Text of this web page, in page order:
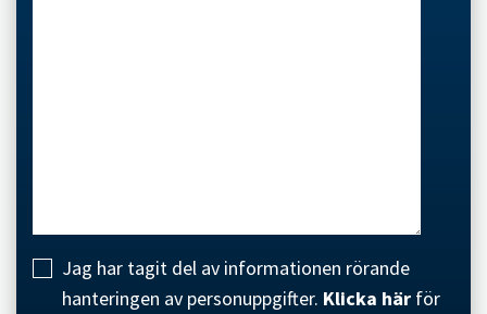
Jag har tagit del av informationen rörande
hanteringen av personuppgifter. Klicka här för